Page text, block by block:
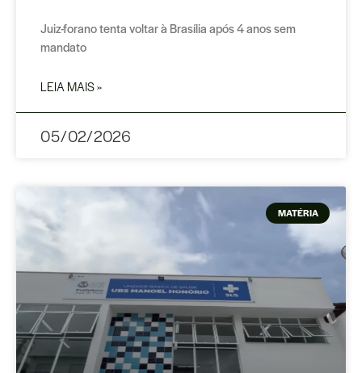
Juiz-forano tenta voltar à Brasília após 4 anos sem
mandato
LEIA MAIS »
05/02/2026
MATÉRIA